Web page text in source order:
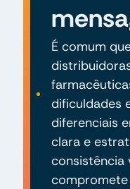
É comum
dificuldades
diferenciais
clara e
consistência